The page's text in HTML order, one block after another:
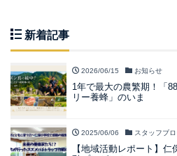
新着記事
2026/06/15 お知らせ
1年で最大の農繁期！「
リー養蜂」のいま
2025/06/06 スタッフブ
【地域活動レポート】